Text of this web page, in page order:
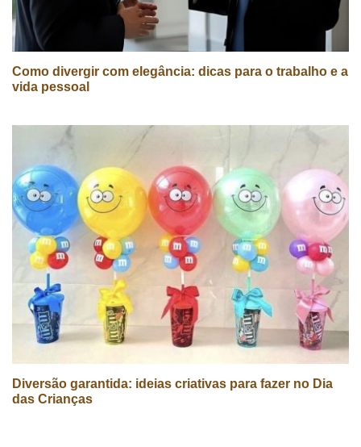
Como divergir com elegância: dicas para o trabalho e a
vida pessoal
Diversão garantida: ideias criativas para fazer no Dia
das Crianças